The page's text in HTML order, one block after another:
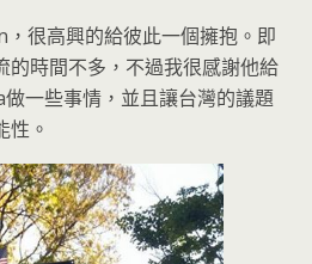
很高興的給彼此一個擁抱。即
的時間不多，不過我很感謝他給
一些事情，並且讓台灣的議題
性。